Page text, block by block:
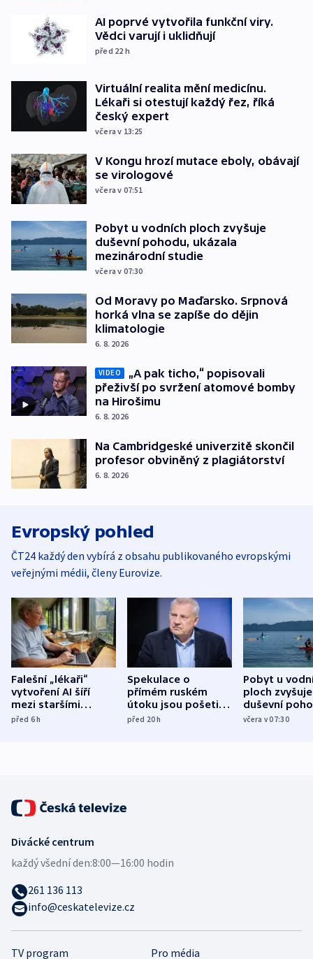
AI poprvé vytvořila funkční viry.
Vědci varují i uklidňují
před 22 h
Virtuální realita mění medicínu.
Lékaři si otestují každý řez, říká
český expert
včera v 13:25
V Kongu hrozí mutace eboly, obávají
se virologové
včera v 07:51
Pobyt u vodních ploch zvyšuje
duševní pohodu, ukázala
mezinárodní studie
včera v 07:30
Od Moravy po Maďarsko. Srpnová
horká vlna se zapíše do dějin
klimatologie
6. 8. 2026
VIDEO
„A pak ticho,“ popisovali
přeživší po svržení atomové bomby
na Hirošimu
6. 8. 2026
Na Cambridgeské univerzitě skončil
profesor obviněný z plagiátorství
6. 8. 2026
Evropský pohled
ČT24 každý den vybírá z obsahu publikovaného evropskými
veřejnými médii, členy Eurovize.
Falešní „lékaři“
vytvoření AI šíří
mezi staršími
Poláky nebezpečné
před 6h
Spekulace o
přímém ruském
útoku jsou pošetilé,
míní estonský
před 20h
Pobyt u
ploch zvyšuje
duševní
ukázala
včera v 07:30
TV program Pro média
Divácké centrum
každý všední den:8:00—16:00 hodin
261 136 113
info@ceskatelevize.cz